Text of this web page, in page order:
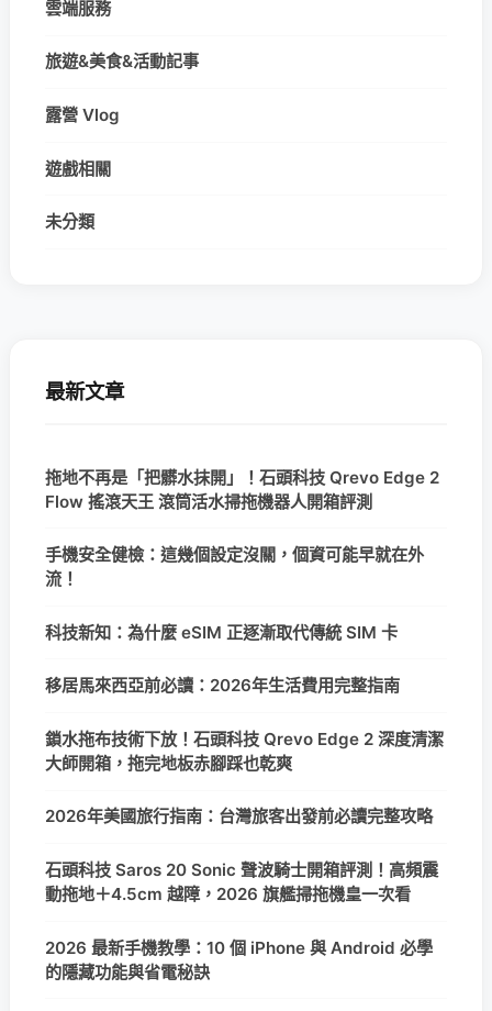
雲端服務
旅遊&美食&活動記事
露營 Vlog
遊戲相關
未分類
最新文章
拖地不再是「把髒水抹開」！石頭科技 Qrevo Edge 2
Flow 搖滾天王 滾筒活水掃拖機器人開箱評測
手機安全健檢：這幾個設定沒關，個資可能早就在外
流！
科技新知：為什麼 eSIM 正逐漸取代傳統 SIM 卡
移居馬來西亞前必讀：2026年生活費用完整指南
鎖水拖布技術下放！石頭科技 Qrevo Edge 2 深度清潔
大師開箱，拖完地板赤腳踩也乾爽
2026年美國旅行指南：台灣旅客出發前必讀完整攻略
石頭科技 Saros 20 Sonic 聲波騎士開箱評測！高頻震
動拖地＋4.5cm 越障，2026 旗艦掃拖機皇一次看
2026 最新手機教學：10 個 iPhone 與 Android 必學
的隱藏功能與省電秘訣